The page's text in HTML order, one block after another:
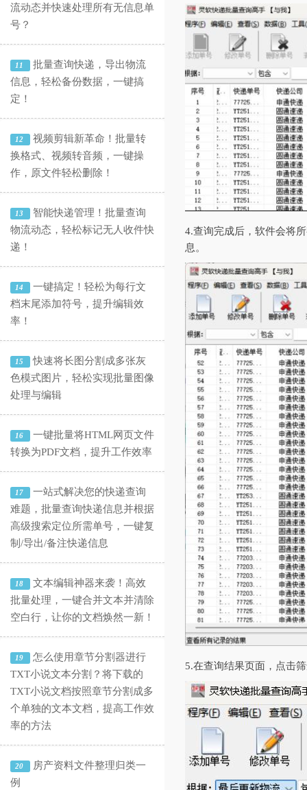
流动态并快速处理所有无信息单
号？
11
批量查询快递，导出物流
信息，轻松备份数据，一键搞
定！
12
视频剪辑新革命！批量转
换格式、视频转音频，一键操
作，原文件轻松删除！
13
智能快递管理！批量查询
物流动态，轻松标记无人收件快
递！
14
一键搞定！轻松为每行文
档末尾添加符号，提升编辑效
率！
15
快速将长图分割成多张灰
色模式图片，轻松实现批量图像
处理与编辑
16
一键批量将HTML网页文件
转换为PDF文档，提升工作效率
17
一站式解决您的快递查询
难题，批量查询快递信息并根据
高级搜索定位所需单号，一键复
制/导出/备注快递信息
18
文本编辑神器来袭！高效
批量处理，一键合并文本并清除
空白行，让你的文档焕然一新！
19
怎么使用章节分割器进行
TXT小说文本分割？将下载的
TXT小说文档按照章节分割成多
个单独的文本文档，提高工作效
率的方法
20
房产资料文件整理归类一
例
4.查询完成后，软件会将
息。
5.在查询结果页面，点击